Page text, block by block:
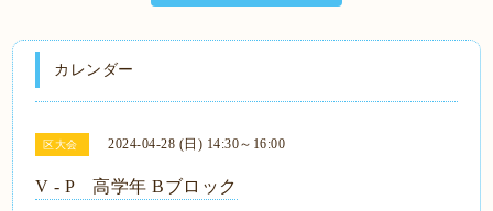
カレンダー
区大会 2024-04-28 (日) 14:30～16:00
V - P 高学年 Bブロック